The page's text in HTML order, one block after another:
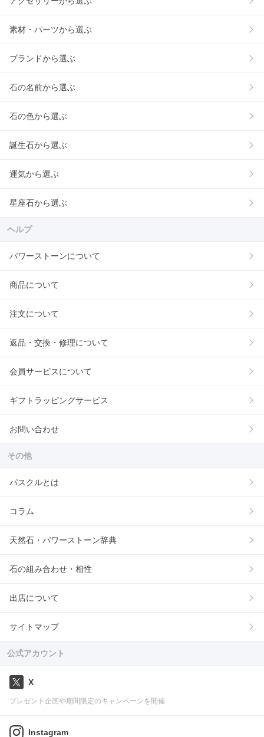
素材・パーツから選ぶ
ブランドから選ぶ
石の名前から選ぶ
石の色から選ぶ
誕生石から選ぶ
運気から選ぶ
星座石から選ぶ
ヘルプ
パワーストーンについて
商品について
注文について
返品・交換・修理について
会員サービスについて
ギフトラッピングサービス
お問い合わせ
その他
パスクルとは
コラム
天然石・パワーストーン辞典
石の組み合わせ・相性
出店について
サイトマップ
公式アカウント
X
プレゼント企画や期間限定のキャンペーンを開催
Instagram